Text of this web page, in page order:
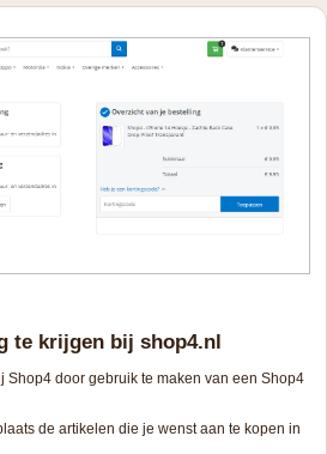
te krijgen bij shop4.nl
Shop4 door gebruik te maken van een Shop4
de artikelen die je wenst aan te kopen in